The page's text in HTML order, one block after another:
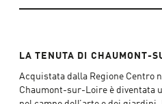
LA TENUTA DI CHAUMONT-
Acquistata dalla Regione Centro
Chaumont-sur-Loire è diventata